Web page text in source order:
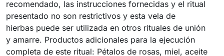
recomendado, las instrucciones fornecidas y el ritual
presentado no son restrictivos y esta vela de
hierbas puede ser utilizada en otros rituales de unión
y amarre. Productos adicionales para la ejecución
completa de este ritual: Pétalos de rosas, miel, aceite